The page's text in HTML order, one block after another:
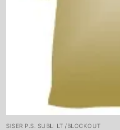
SISER P.S. SUBLI LT /BLOCKOUT